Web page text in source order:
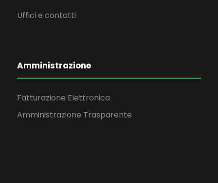
Uffici e contatti
Amministrazione
Fatturazione Elettronica
Amministrazione Trasparente